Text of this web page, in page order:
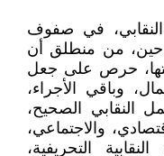
في صفوف
من منطلق أن
حرص على جعل
وباقي الأجراء،
النقابي الصحيح،
والاجتماعي،
التحريفية،